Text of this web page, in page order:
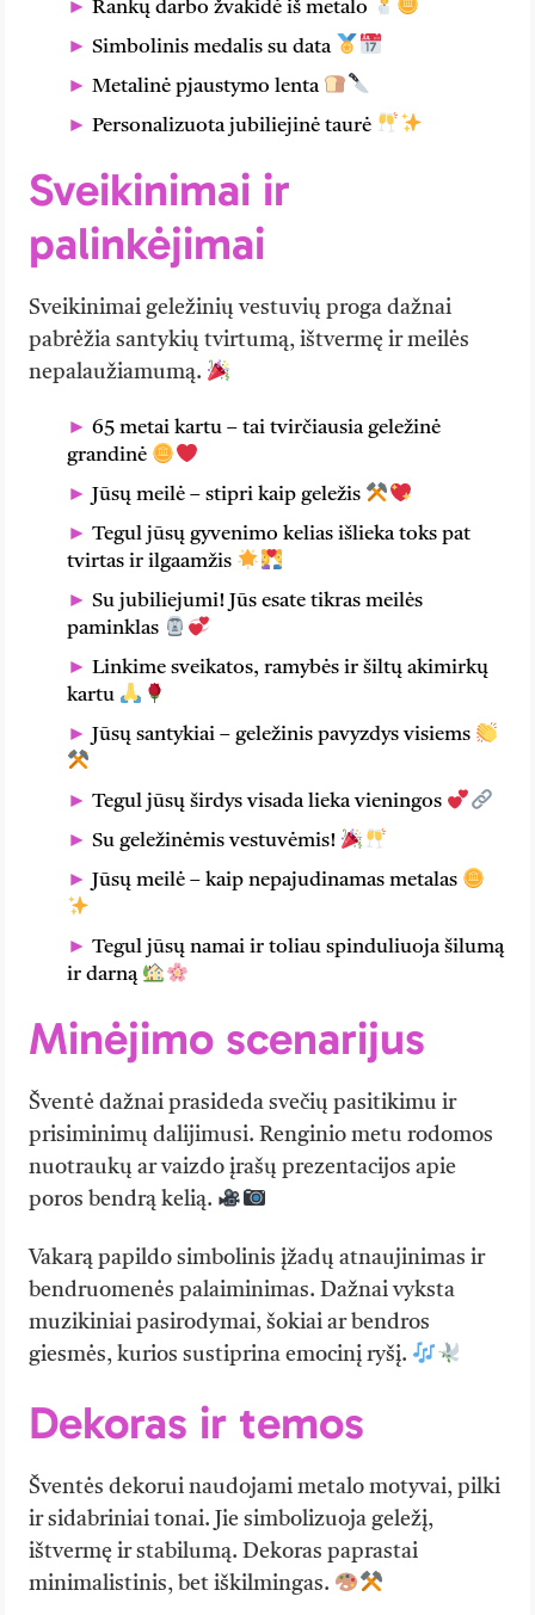
Rankų darbo žvakidė iš metalo
Simbolinis medalis su data
Metalinė pjaustymo lenta
Personalizuota jubiliejinė taurė
Sveikinimai ir
palinkėjimai
Sveikinimai geležinių vestuvių proga dažnai
pabrėžia santykių tvirtumą, ištvermę ir meilės
nepalaužiamumą.
65 metai kartu – tai tvirčiausia geležinė
grandinė
Jūsų meilė – stipri kaip geležis
Tegul jūsų gyvenimo kelias išlieka toks pat
tvirtas ir ilgaamžis
Su jubiliejumi! Jūs esate tikras meilės
paminklas
Linkime sveikatos, ramybės ir šiltų akimirkų
kartu
Jūsų santykiai – geležinis pavyzdys visiems
Tegul jūsų širdys visada lieka vieningos
Su geležinėmis vestuvėmis!
Jūsų meilė – kaip nepajudinamas metalas
Tegul jūsų namai ir toliau spinduliuoja šilumą
ir darną
Minėjimo scenarijus
Šventė dažnai prasideda svečių pasitikimu ir
prisiminimų dalijimusi. Renginio metu rodomos
nuotraukų ar vaizdo įrašų prezentacijos apie
poros bendrą kelią.
Vakarą papildo simbolinis įžadų atnaujinimas ir
bendruomenės palaiminimas. Dažnai vyksta
muzikiniai pasirodymai, šokiai ar bendros
giesmės, kurios sustiprina emocinį ryšį.
Dekoras ir temos
Šventės dekorui naudojami metalo motyvai, pilki
ir sidabriniai tonai. Jie simbolizuoja geležį,
ištvermę ir stabilumą. Dekoras paprastai
minimalistinis, bet iškilmingas.